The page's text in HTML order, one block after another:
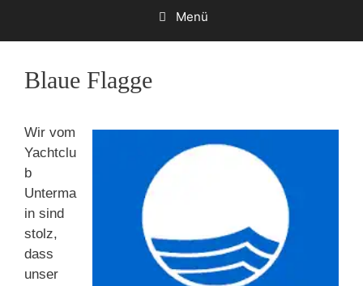
Menü
Blaue Flagge
Wir vom
Yachtclu
b
Unterma
in sind
stolz,
dass
unser